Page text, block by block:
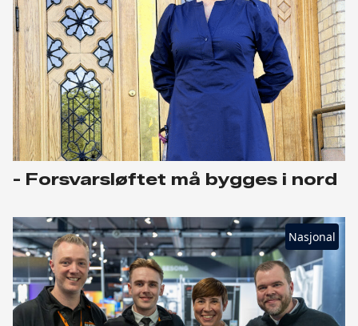
- Forsvarsløftet må bygges i nord
Nasjonal